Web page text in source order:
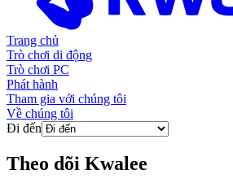
Trang chủ
Trò chơi di động
Trò chơi PC
Phát hành
Tham gia với chúng tôi
Về chúng tôi
Đi đến
Theo dõi Kwalee